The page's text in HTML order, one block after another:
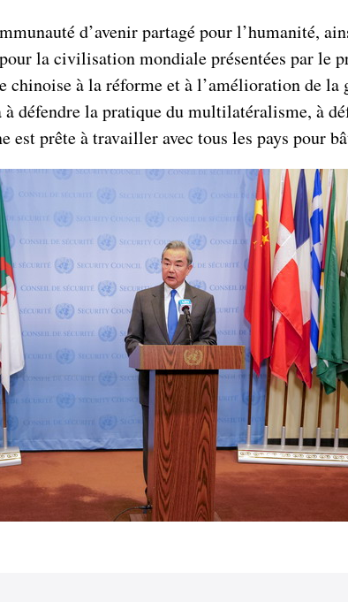
d’avenir partagé pour l’humanité,
la civilisation mondiale présentées par le
chinoise à la réforme et à l’amélioration de
défendre la pratique du multilatéralisme, à
est prête à travailler avec tous les pays pour